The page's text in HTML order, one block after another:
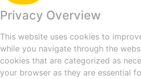
Privacy Overview
This website uses cookies to
while you navigate through the
cookies that are categorized as
your browser as they are essential